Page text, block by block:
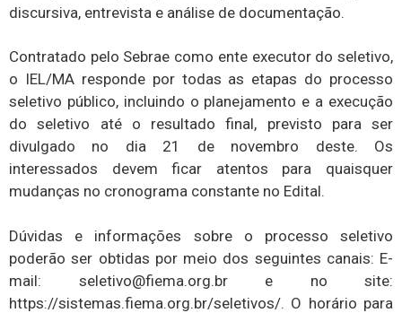
discursiva, entrevista e análise de documentação.
Contratado pelo Sebrae como ente executor do seletivo,
o IEL/MA responde por todas as etapas do processo
seletivo público, incluindo o planejamento e a execução
do seletivo até o resultado final, previsto para ser
divulgado no dia 21 de novembro deste. Os
interessados devem ficar atentos para quaisquer
mudanças no cronograma constante no Edital.
Dúvidas e informações sobre o processo seletivo
poderão ser obtidas por meio dos seguintes canais: E-
mail: seletivo@fiema.org.br e no site:
https://sistemas.fiema.org.br/seletivos/. O horário para